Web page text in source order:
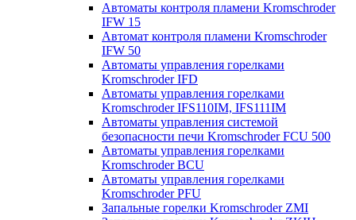
Автоматы контроля пламени Kromschroder
IFW 15
Автомат контроля пламени Kromschroder
IFW 50
Автоматы управления горелками
Kromschroder IFD
Автоматы управления горелками
Kromschroder IFS110IM, IFS111IM
Автоматы управления системой
безопасности печи Kromschroder FCU 500
Автоматы управления горелками
Kromschroder BCU
Автоматы управления горелками
Kromschroder PFU
Запальные горелки Kromschroder ZМI